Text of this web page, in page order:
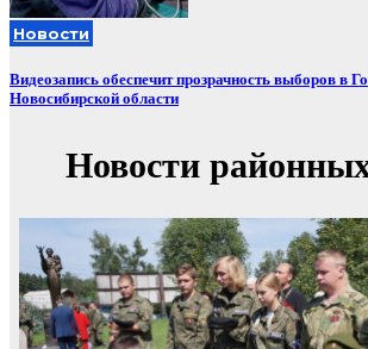
Новости
Видеозапись обеспечит прозрачность выборов в
Новосибирской области